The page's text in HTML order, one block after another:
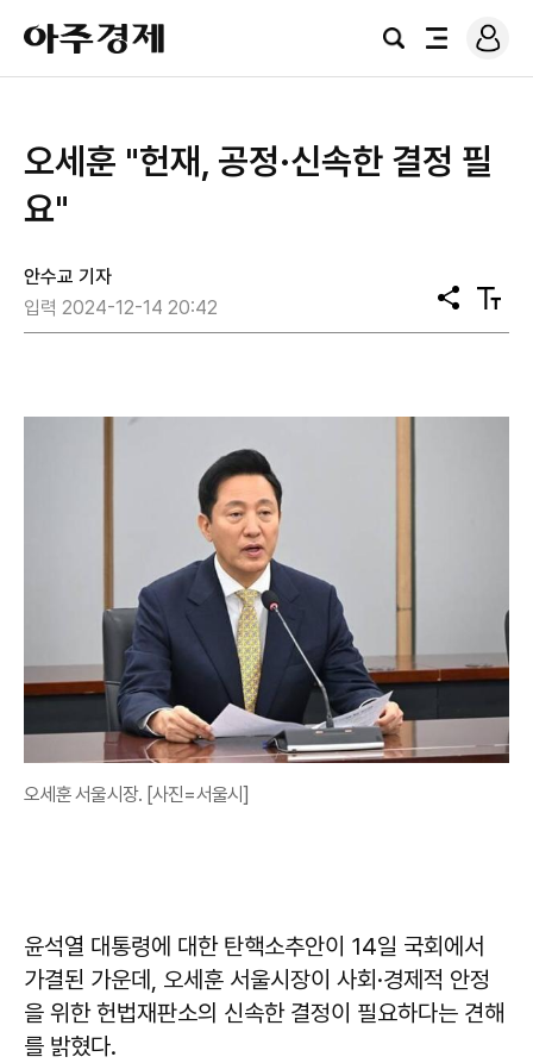
아
주
경
검
전
로
그
오세훈 "헌재, 공정·신속한 결정 필
요"
안수교 기자
입력 2024-12-14 20:42
공
유
텍
스
오세훈 서울시장. [사진=서울시]
윤석열 대통령에 대한 탄핵소추안이 14일 국회에서
가결된 가운데, 오세훈 서울시장이 사회·경제적 안정
을 위한 헌법재판소의 신속한 결정이 필요하다는 견해
를 밝혔다.